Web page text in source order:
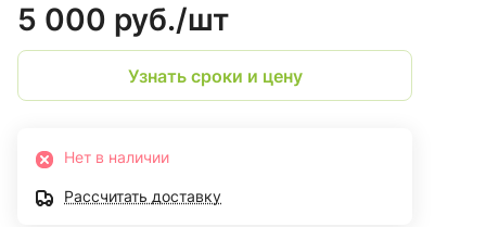
5 000 руб./шт
Узнать сроки и цену
Нет в наличии
Рассчитать доставку